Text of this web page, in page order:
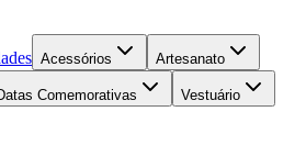
Acessórios Artesanato
Comemorativas Vestuário